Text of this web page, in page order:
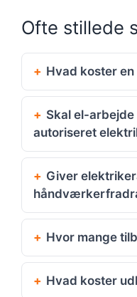
Ofte stillede
Hvad koster
Skal el-
autoriseret
Giver
Hvor mange
Hvad koster